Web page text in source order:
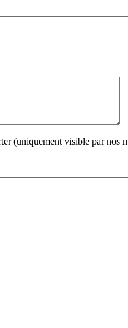
(uniquement visible par nos